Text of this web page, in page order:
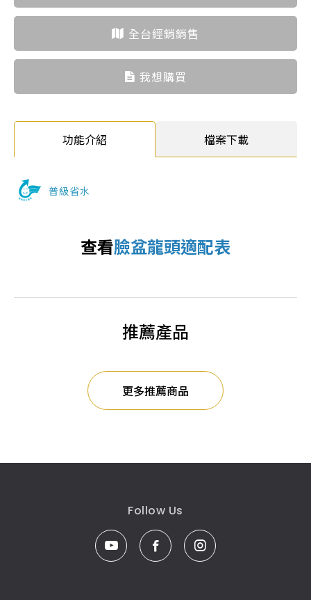
全台經銷銷售
我想購買
功能介紹 檔案下載
普級省水
查看臉盆龍頭適配表
推薦產品
更多推薦商品
Follow Us